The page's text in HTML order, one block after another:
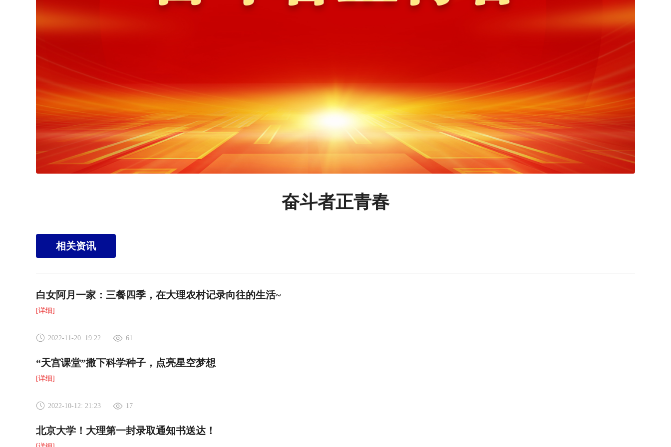
奋斗者正青春
相关资讯
白女阿月一家：三餐四季，在大理农村记录向往的生活~
[详细]
2022-11-20: 19:22 61
“天宫课堂”撒下科学种子，点亮星空梦想
[详细]
2022-10-12: 21:23 17
北京大学！大理第一封录取通知书送达！